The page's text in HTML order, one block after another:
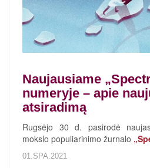
Naujausiame
numeryje – apie
atsiradimą
Rugsėjo 30 d. pasirodė
mokslo populiarinimo žurnalo
01.SPA.2021